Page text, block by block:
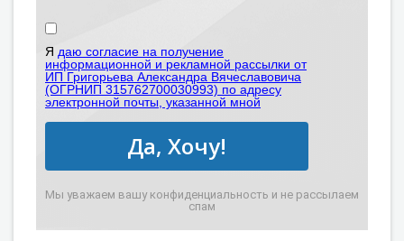
Я даю согласие на получение
информационной и рекламной рассылки от
ИП Григорьева Александра Вячеславовича
(ОГРНИП 315762700030993) по адресу
электронной почты, указанной мной
Да, Хочу!
Мы уважаем вашу конфиденциальность и не рассылаем
спам